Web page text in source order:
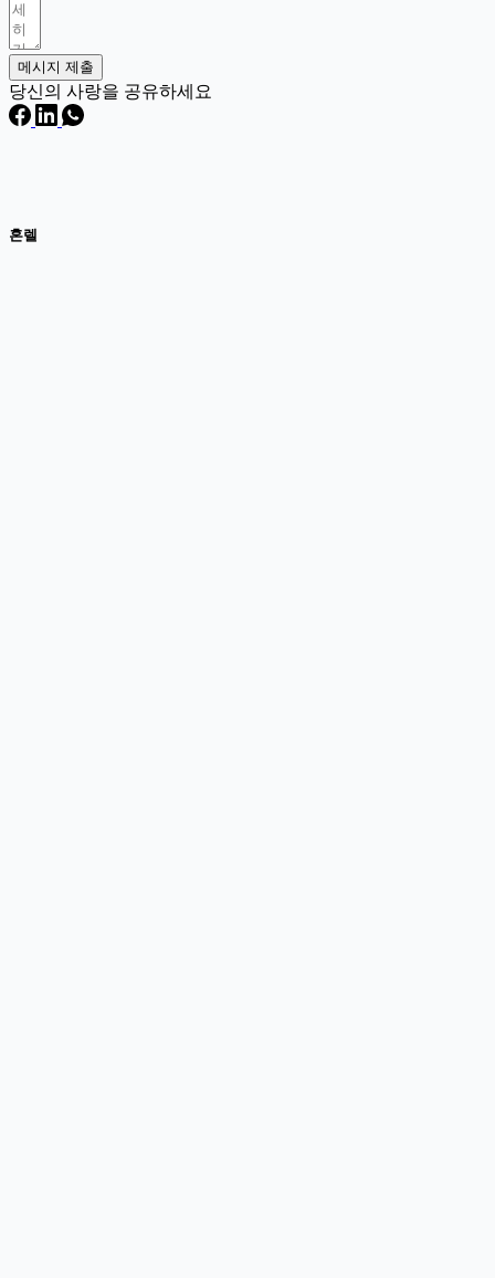
메시지 제출
당신의 사랑을 공유하세요
혼렐